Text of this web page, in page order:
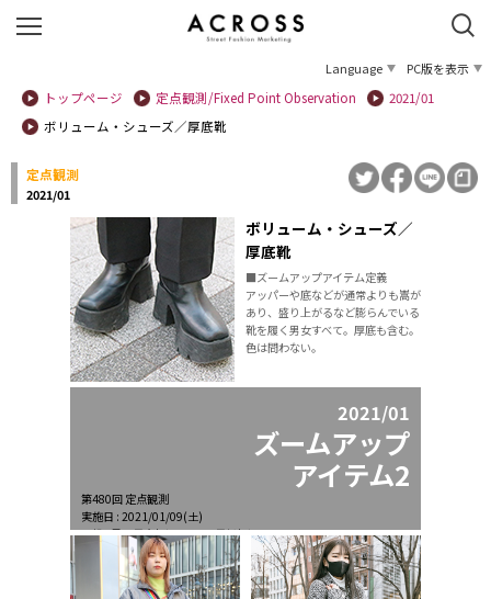
Language
PC版を表示
トップページ
定点観測/Fixed Point Observation
2021/01
ボリューム・シューズ／厚底靴
定点観測
2021/01
ボリューム・シューズ／
厚底靴
■ズームアップアイテム定義
アッパーや底などが通常よりも嵩が
あり、盛り上がるなど膨らんでいる
靴を履く男女すべて。厚底も含む。
色は問わない。
2021/01
ズームアップ
アイテム2
第480回 定点観測
実施日 : 2021/01/09(土)
天候 : 曇、最高気温6.8℃、最低気温3.9℃